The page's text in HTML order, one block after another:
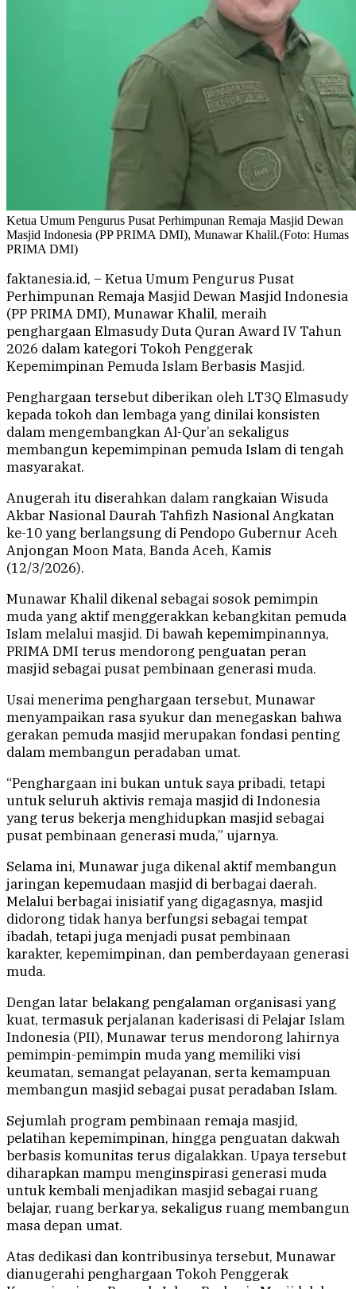
Ketua Umum Pengurus Pusat Perhimpunan Remaja Masjid Dewan
Masjid Indonesia (PP PRIMA DMI), Munawar Khalil.(Foto: Humas
PRIMA DMI)
faktanesia.id, – Ketua Umum Pengurus Pusat
Perhimpunan Remaja Masjid Dewan Masjid Indonesia
(PP PRIMA DMI), Munawar Khalil, meraih
penghargaan Elmasudy Duta Quran Award IV Tahun
2026 dalam kategori Tokoh Penggerak
Kepemimpinan Pemuda Islam Berbasis Masjid.
Penghargaan tersebut diberikan oleh LT3Q Elmasudy
kepada tokoh dan lembaga yang dinilai konsisten
dalam mengembangkan Al-Qur’an sekaligus
membangun kepemimpinan pemuda Islam di tengah
masyarakat.
Anugerah itu diserahkan dalam rangkaian Wisuda
Akbar Nasional Daurah Tahfizh Nasional Angkatan
ke-10 yang berlangsung di Pendopo Gubernur Aceh
Anjongan Moon Mata, Banda Aceh, Kamis
(12/3/2026).
Munawar Khalil dikenal sebagai sosok pemimpin
muda yang aktif menggerakkan kebangkitan pemuda
Islam melalui masjid. Di bawah kepemimpinannya,
PRIMA DMI terus mendorong penguatan peran
masjid sebagai pusat pembinaan generasi muda.
Usai menerima penghargaan tersebut, Munawar
menyampaikan rasa syukur dan menegaskan bahwa
gerakan pemuda masjid merupakan fondasi penting
dalam membangun peradaban umat.
“Penghargaan ini bukan untuk saya pribadi, tetapi
untuk seluruh aktivis remaja masjid di Indonesia
yang terus bekerja menghidupkan masjid sebagai
pusat pembinaan generasi muda,” ujarnya.
Selama ini, Munawar juga dikenal aktif membangun
jaringan kepemudaan masjid di berbagai daerah.
Melalui berbagai inisiatif yang digagasnya, masjid
didorong tidak hanya berfungsi sebagai tempat
ibadah, tetapi juga menjadi pusat pembinaan
karakter, kepemimpinan, dan pemberdayaan generasi
muda.
Dengan latar belakang pengalaman organisasi yang
kuat, termasuk perjalanan kaderisasi di Pelajar Islam
Indonesia (PII), Munawar terus mendorong lahirnya
pemimpin-pemimpin muda yang memiliki visi
keumatan, semangat pelayanan, serta kemampuan
membangun masjid sebagai pusat peradaban Islam.
Sejumlah program pembinaan remaja masjid,
pelatihan kepemimpinan, hingga penguatan dakwah
berbasis komunitas terus digalakkan. Upaya tersebut
diharapkan mampu menginspirasi generasi muda
untuk kembali menjadikan masjid sebagai ruang
belajar, ruang berkarya, sekaligus ruang membangun
masa depan umat.
Atas dedikasi dan kontribusinya tersebut, Munawar
dianugerahi penghargaan Tokoh Penggerak